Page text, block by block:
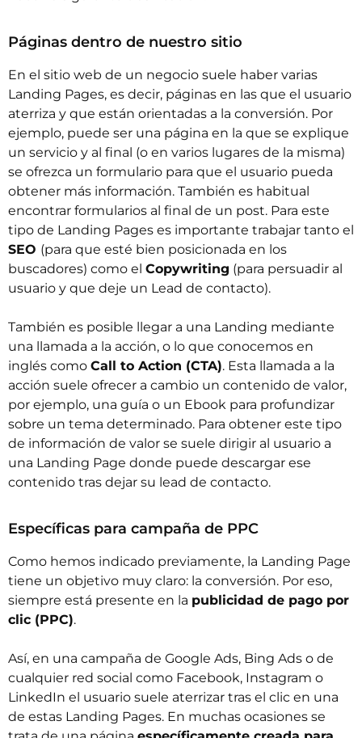
Páginas dentro de nuestro sitio
En el sitio web de un negocio suele haber varias
Landing Pages, es decir, páginas en las que el usuario
aterriza y que están orientadas a la conversión. Por
ejemplo, puede ser una página en la que se explique
un servicio y al final (o en varios lugares de la misma)
se ofrezca un formulario para que el usuario pueda
obtener más información. También es habitual
encontrar formularios al final de un post. Para este
tipo de Landing Pages es importante trabajar tanto el
SEO (para que esté bien posicionada en los
buscadores) como el Copywriting (para persuadir al
usuario y que deje un Lead de contacto).
También es posible llegar a una Landing mediante
una llamada a la acción, o lo que conocemos en
inglés como Call to Action (CTA). Esta llamada a la
acción suele ofrecer a cambio un contenido de valor,
por ejemplo, una guía o un Ebook para profundizar
sobre un tema determinado. Para obtener este tipo
de información de valor se suele dirigir al usuario a
una Landing Page donde puede descargar ese
contenido tras dejar su lead de contacto.
Específicas para campaña de PPC
Como hemos indicado previamente, la Landing Page
tiene un objetivo muy claro: la conversión. Por eso,
siempre está presente en la publicidad de pago por
clic (PPC).
Así, en una campaña de Google Ads, Bing Ads o de
cualquier red social como Facebook, Instagram o
LinkedIn el usuario suele aterrizar tras el clic en una
de estas Landing Pages. En muchas ocasiones se